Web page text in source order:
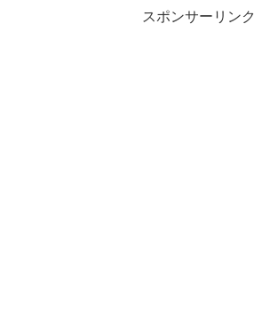
スポンサーリンク